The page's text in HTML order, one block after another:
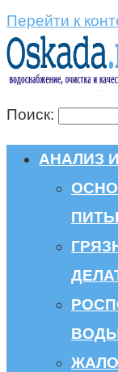
Перейти к
Поиск:
АНАЛИЗ